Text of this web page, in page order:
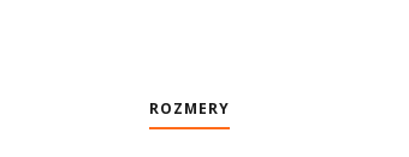
ROZMERY